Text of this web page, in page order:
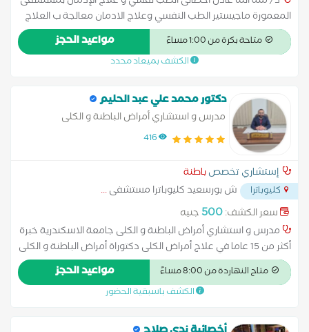
المعمورة ماجيستير الطب النفسي وعلاج الادمان معالجة ب العلاج
المعرفى السلوكى من الجمعية المصرية للعلاج المعرفى السلوكى
معالجة ب نموذج جوتمان للعلاج الزواجى من معهد AIP
متاحة بكرة من 1:00 مساءً مواعيد الحجز
الكشف بميعاد محدد
دكتور محمد علي عبد الحليم
مدرس و استشاري أمراض الباطنة و الكلى
416
إستشاري تخصصباطنة
كليوباترا ش بورسعيد كليوباترا مستشفى...
سعر الكشف:500 جنيه
مدرس و استشاري أمراض الباطنة و الكلى جامعة الاسكندرية خبرة
أكثر من 15 عاما في علاج أمراض الكلى دكتوراة أمراض الباطنة و الكلى
جامعة الأسكندرية البورد الأوروبي و الزمالة البريطانية لأمراض و زراعة
الكلى عضو الجمعية الأوروبية لأمراض الكلى
متاح النهاردة من 8:00 مساءً مواعيد الحجز
الكشف باسبقية الحضور